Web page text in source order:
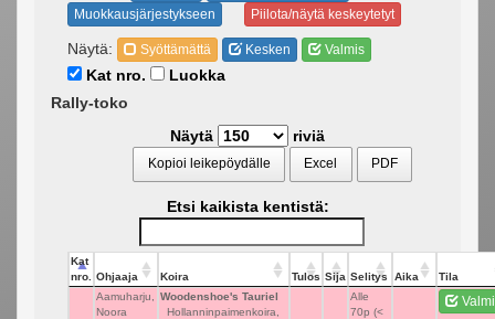
Muokkausjärjestykseen
Piilota/näytä keskeytetyt
Näytä: Syöttämättä Kesken Valmis
Kat nro.
Luokka
Rally-toko
Näytä
riviä
Kopioi leikepöydälle Excel PDF
Etsi kaikista kentistä:
Kat
nro.
Ohjaaja Koira Tulos Sija Selitys Aika
Tila
Aamuharju,
Noora
Woodenshoe's Tauriel
Hollanninpaimenkoira,
Alle
70p (<